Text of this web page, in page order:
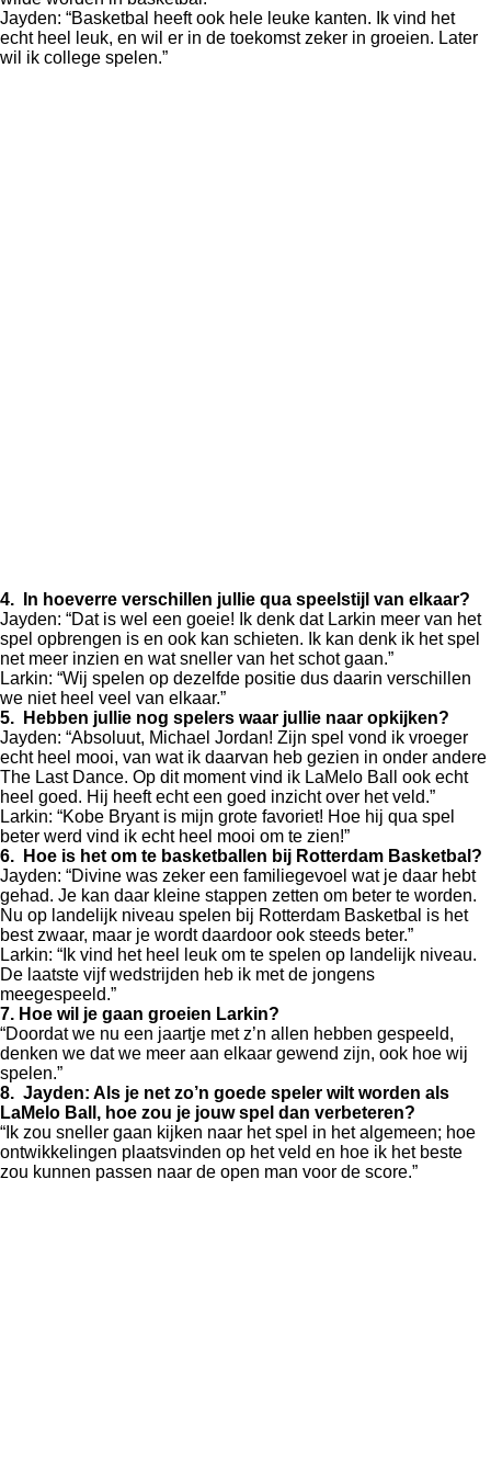
Jayden: “Basketbal heeft ook hele leuke kanten. Ik vind het
echt heel leuk, en wil er in de toekomst zeker in groeien. Later
wil ik college spelen.”
4. In hoeverre verschillen jullie qua speelstijl van elkaar?
Jayden: “Dat is wel een goeie! Ik denk dat Larkin meer van het
spel opbrengen is en ook kan schieten. Ik kan denk ik het spel
net meer inzien en wat sneller van het schot gaan.”
Larkin: “Wij spelen op dezelfde positie dus daarin verschillen
we niet heel veel van elkaar.”
5. Hebben jullie nog spelers waar jullie naar opkijken?
Jayden: “Absoluut, Michael Jordan! Zijn spel vond ik vroeger
echt heel mooi, van wat ik daarvan heb gezien in onder andere
The Last Dance. Op dit moment vind ik LaMelo Ball ook echt
heel goed. Hij heeft echt een goed inzicht over het veld.”
Larkin: “Kobe Bryant is mijn grote favoriet! Hoe hij qua spel
beter werd vind ik echt heel mooi om te zien!”
6. Hoe is het om te basketballen bij Rotterdam Basketbal?
Jayden: “Divine was zeker een familiegevoel wat je daar hebt
gehad. Je kan daar kleine stappen zetten om beter te worden.
Nu op landelijk niveau spelen bij Rotterdam Basketbal is het
best zwaar, maar je wordt daardoor ook steeds beter.”
Larkin: “Ik vind het heel leuk om te spelen op landelijk niveau.
De laatste vijf wedstrijden heb ik met de jongens
meegespeeld.”
7. Hoe wil je gaan groeien Larkin?
“Doordat we nu een jaartje met z’n allen hebben gespeeld,
denken we dat we meer aan elkaar gewend zijn, ook hoe wij
spelen.”
8. Jayden: Als je net zo’n goede speler wilt worden als
LaMelo Ball, hoe zou je jouw spel dan verbeteren?
“Ik zou sneller gaan kijken naar het spel in het algemeen; hoe
ontwikkelingen plaatsvinden op het veld en hoe ik het beste
zou kunnen passen naar de open man voor de score.”